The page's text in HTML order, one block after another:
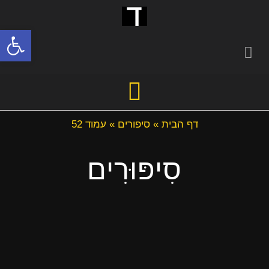
פתח
דף הבית »סיפורים » עמוד 52
סִיפּוּרִים